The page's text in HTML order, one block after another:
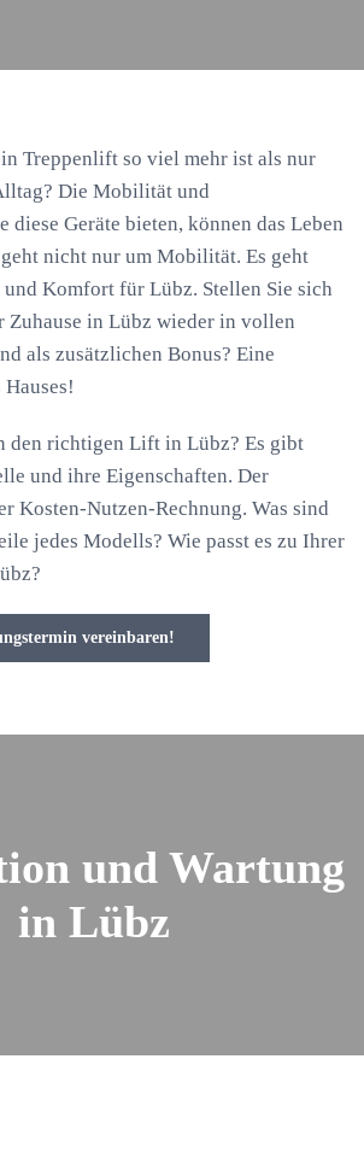
Treppenlift so viel mehr ist als nur
Die Mobilität und
diese Geräte bieten, können das Leben
nicht nur um Mobilität. Es geht
Komfort für Lübz. Stellen Sie sich
Zuhause in Lübz wieder in vollen
als zusätzlichen Bonus? Eine
den richtigen Lift in Lübz? Es gibt
und ihre Eigenschaften. Der
Kosten-Nutzen-Rechnung. Was sind
jedes Modells? Wie passt es zu Ihrer
vereinbaren!
und Wartung
in Lübz